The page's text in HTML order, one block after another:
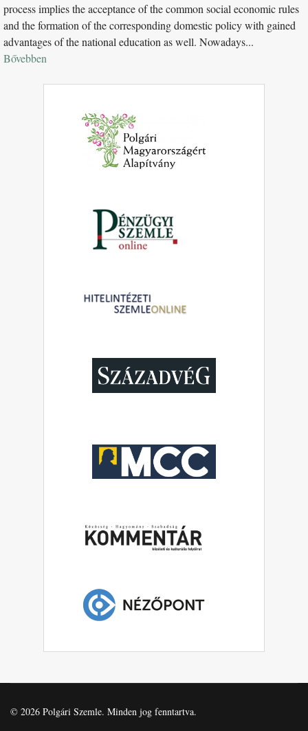
process implies the acceptance of the common social economic rules
and the formation of the corresponding domestic policy with gained
advantages of the national education as well. Nowadays...
Bővebben
© 2026 Polgári Szemle. Minden jog fenntartva.